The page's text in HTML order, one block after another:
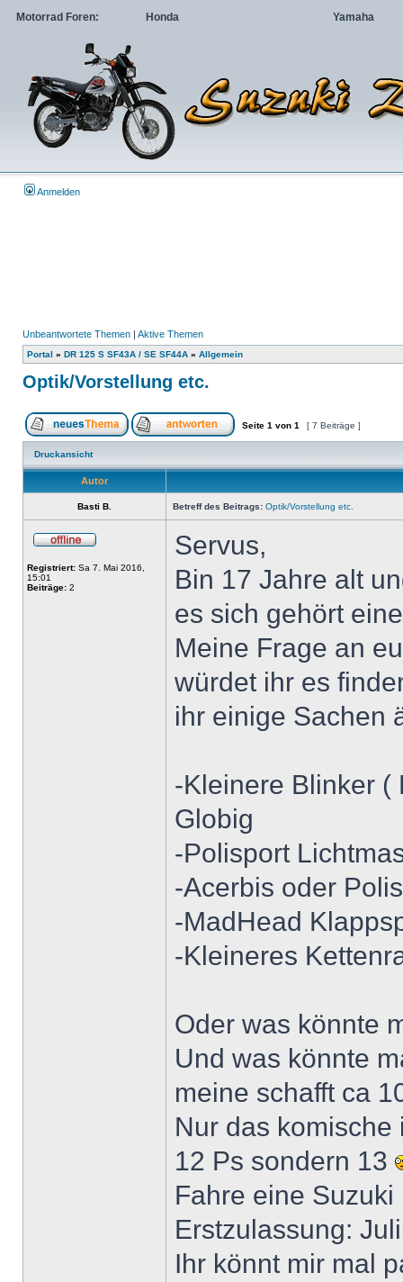
Motorrad Foren: Honda Yamaha
Anmelden
Unbeantwortete Themen | Aktive Themen
Portal » DR 125 S SF43A / SE SF44A » Allgemein
Optik/Vorstellung etc.
Seite 1 von 1 [ 7 Beiträge ]
Druckansicht
Autor
Basti B. Betreff des Beitrags: Optik/Vorstellung etc.
Registriert: Sa 7. Mai 2016,
15:01
Beiträge: 2
Servus,
Bin 17 Jahre alt
es sich gehört
Meine Frage an
würdet ihr es
ihr einige Sachen
-Kleinere Blinker (
Globig
-Polisport
-Acerbis oder
-MadHead
-Kleineres
Oder was könnte
Und was könnte
meine schafft ca
Nur das
12 Ps sondern 13
Fahre eine
Erstzulassung:
Ihr könnt mir mal